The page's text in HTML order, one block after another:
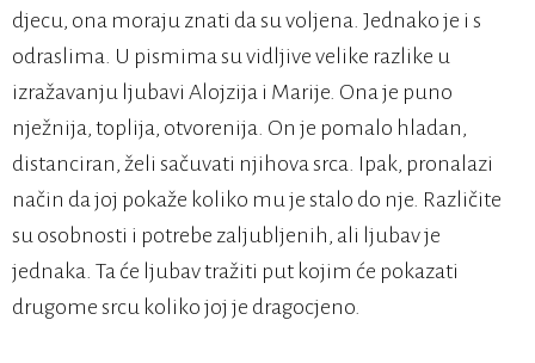
djecu, ona moraju znati da su voljena. Jednako je i s
odraslima. U pismima su vidljive velike razlike u
izražavanju ljubavi Alojzija i Marije. Ona je puno
nježnija, toplija, otvorenija. On je pomalo hladan,
distanciran, želi sačuvati njihova srca. Ipak, pronalazi
način da joj pokaže koliko mu je stalo do nje. Različite
su osobnosti i potrebe zaljubljenih, ali ljubav je
jednaka. Ta će ljubav tražiti put kojim će pokazati
drugome srcu koliko joj je dragocjeno.